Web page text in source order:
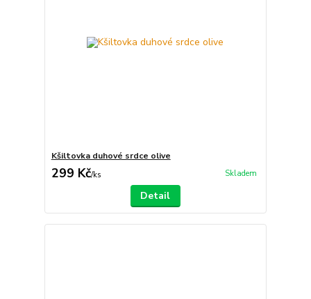
Kšiltovka duhové srdce olive
299 Kč/ks Skladem
Detail